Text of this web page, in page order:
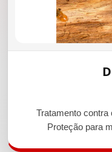
Tratamento
Proteção para